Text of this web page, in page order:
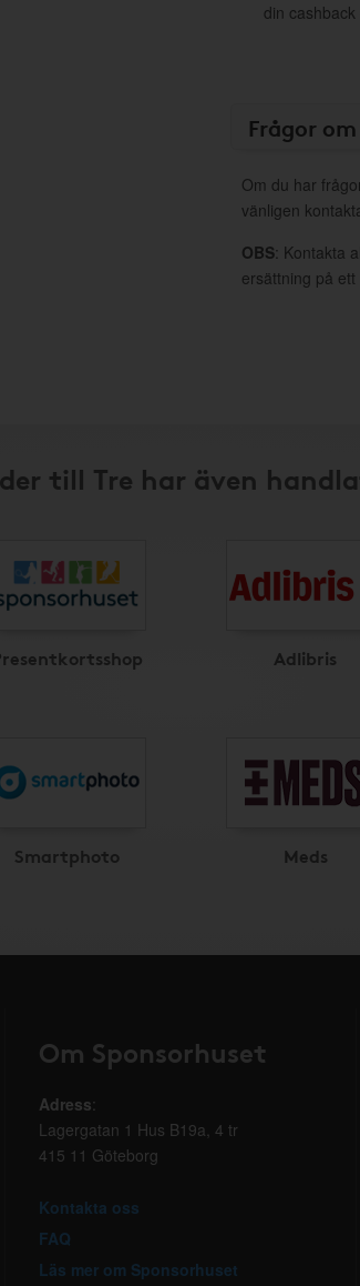
din
Frågor
Om du har
vänligen
OBS: Kontakta
ersättning på
till Tre har även
Adlibris
Smartphoto Meds
Om Sponsorhuset
Adress:
Lagergatan 1 Hus B19a, 4 tr
415 11 Göteborg
Kontakta oss
FAQ
Läs mer om Sponsorhuset